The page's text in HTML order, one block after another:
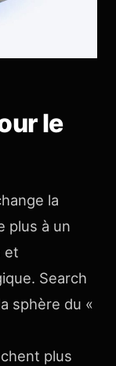
le
la
plus à un
et
Search
sphère du «
plus